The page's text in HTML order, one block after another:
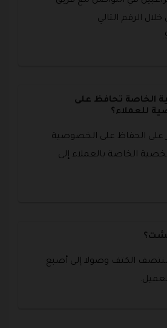
الرقم التالي
الخاصة تحافظ على
للعملاء؟
على الحفاظ على الخصوصية
الخاصة بالعملاء إلى
الكتف وصولا إلى أصبع